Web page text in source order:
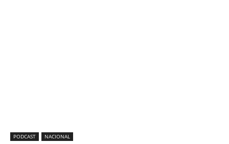
PODCAST NACIONAL